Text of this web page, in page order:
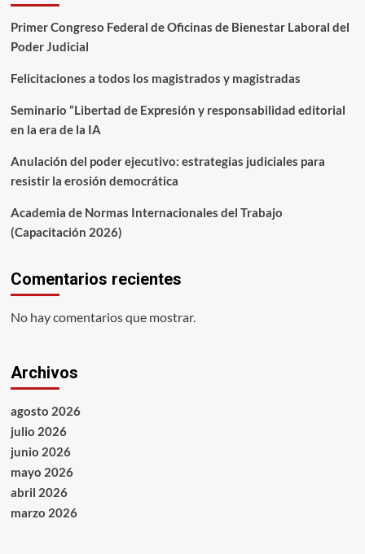
Primer Congreso Federal de Oficinas de Bienestar Laboral del
Poder Judicial
Felicitaciones a todos los magistrados y magistradas
Seminario “Libertad de Expresión y responsabilidad editorial
en la era de la IA
Anulación del poder ejecutivo: estrategias judiciales para
resistir la erosión democrática
Academia de Normas Internacionales del Trabajo
(Capacitación 2026)
Comentarios recientes
No hay comentarios que mostrar.
Archivos
agosto 2026
julio 2026
junio 2026
mayo 2026
abril 2026
marzo 2026